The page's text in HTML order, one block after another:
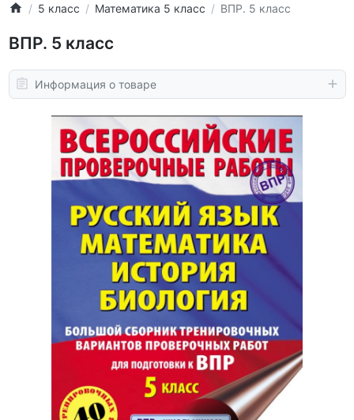
5 класс Математика 5 класс ВПР. 5 класс
ВПР. 5 класс
Информация о товаре